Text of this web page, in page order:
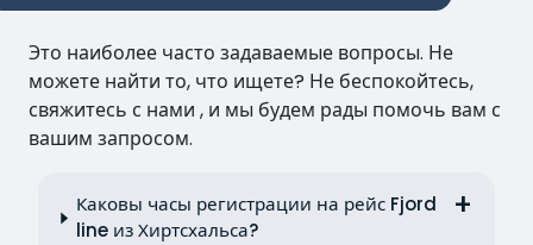
Это наиболее часто задаваемые вопросы. Не
можете найти то, что ищете? Не беспокойтесь,
свяжитесь с нами , и мы будем рады помочь вам с
вашим запросом.
Каковы часы регистрации на рейс Fjord
line из Хиртсхальса?